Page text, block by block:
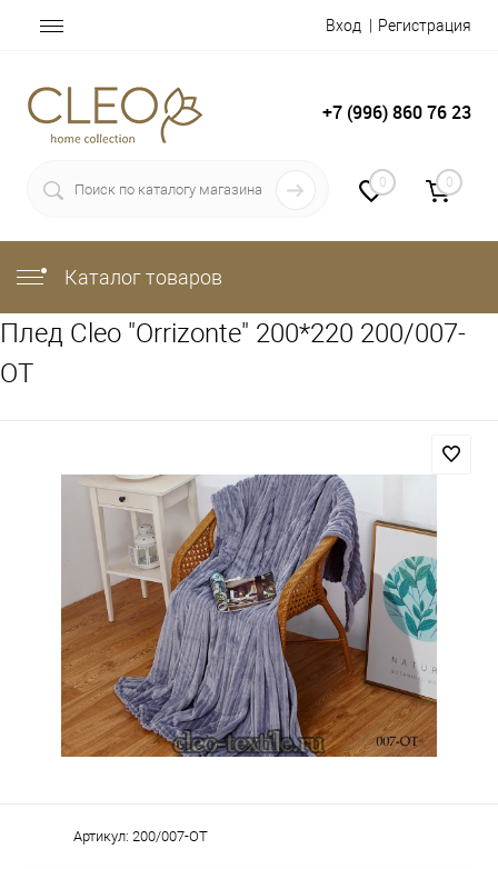
Вход Регистрация
+7 (996) 860 76 23
0 0
Каталог товаров
Плед Cleo "Orrizonte" 200*220 200/007-
OT
Артикул: 200/007-OT